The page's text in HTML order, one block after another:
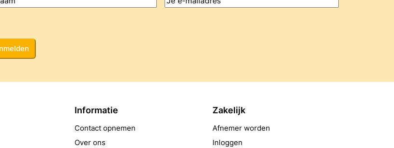
Informatie
Contact opnemen
Over ons
Zakelijk
Afnemer worden
Inloggen